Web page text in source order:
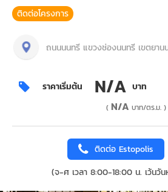
ติดต่อโครงการ
ถนนนนทรี แขวงช่องนนทรี เขตยาน
ราคาเริ่มต้น N/A บาท
( N/A บาท/ตร.ม. )
ติดต่อ Estopolis
(จ-ศ เวลา 8:00-18:00 น. เว้นวั